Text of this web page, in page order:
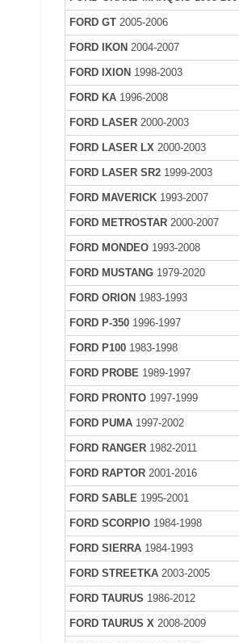
FORD GT 2005-2006
FORD IKON 2004-2007
FORD IXION 1998-2003
FORD KA 1996-2008
FORD LASER 2000-2003
FORD LASER LX 2000-2003
FORD LASER SR2 1999-2003
FORD MAVERICK 1993-2007
FORD METROSTAR 2000-2007
FORD MONDEO 1993-2008
FORD MUSTANG 1979-2020
FORD ORION 1983-1993
FORD P-350 1996-1997
FORD P100 1983-1998
FORD PROBE 1989-1997
FORD PRONTO 1997-1999
FORD PUMA 1997-2002
FORD RANGER 1982-2011
FORD RAPTOR 2001-2016
FORD SABLE 1995-2001
FORD SCORPIO 1984-1998
FORD SIERRA 1984-1993
FORD STREETKA 2003-2005
FORD TAURUS 1986-2012
FORD TAURUS X2008-2009